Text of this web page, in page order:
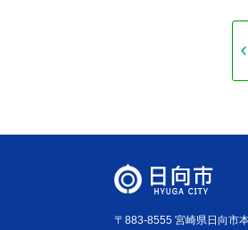
〒883-8555 宮崎県日向市